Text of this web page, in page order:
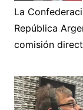
La
República
comisión